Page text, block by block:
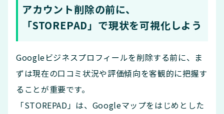
アカウント削除の前に、
「STOREPAD」で現状を可視化しよう
Googleビジネスプロフィールを削除する前に、ま
ずは現在の口コミ状況や評価傾向を客観的に把握す
ることが重要です。
「STOREPAD」は、Googleマップをはじめとした